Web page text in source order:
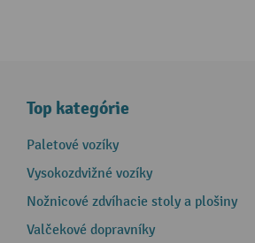
Top kategórie
Paletové vozíky
Vysokozdvižné vozíky
Nožnicové zdvíhacie stoly a plošiny
Valčekové dopravníky